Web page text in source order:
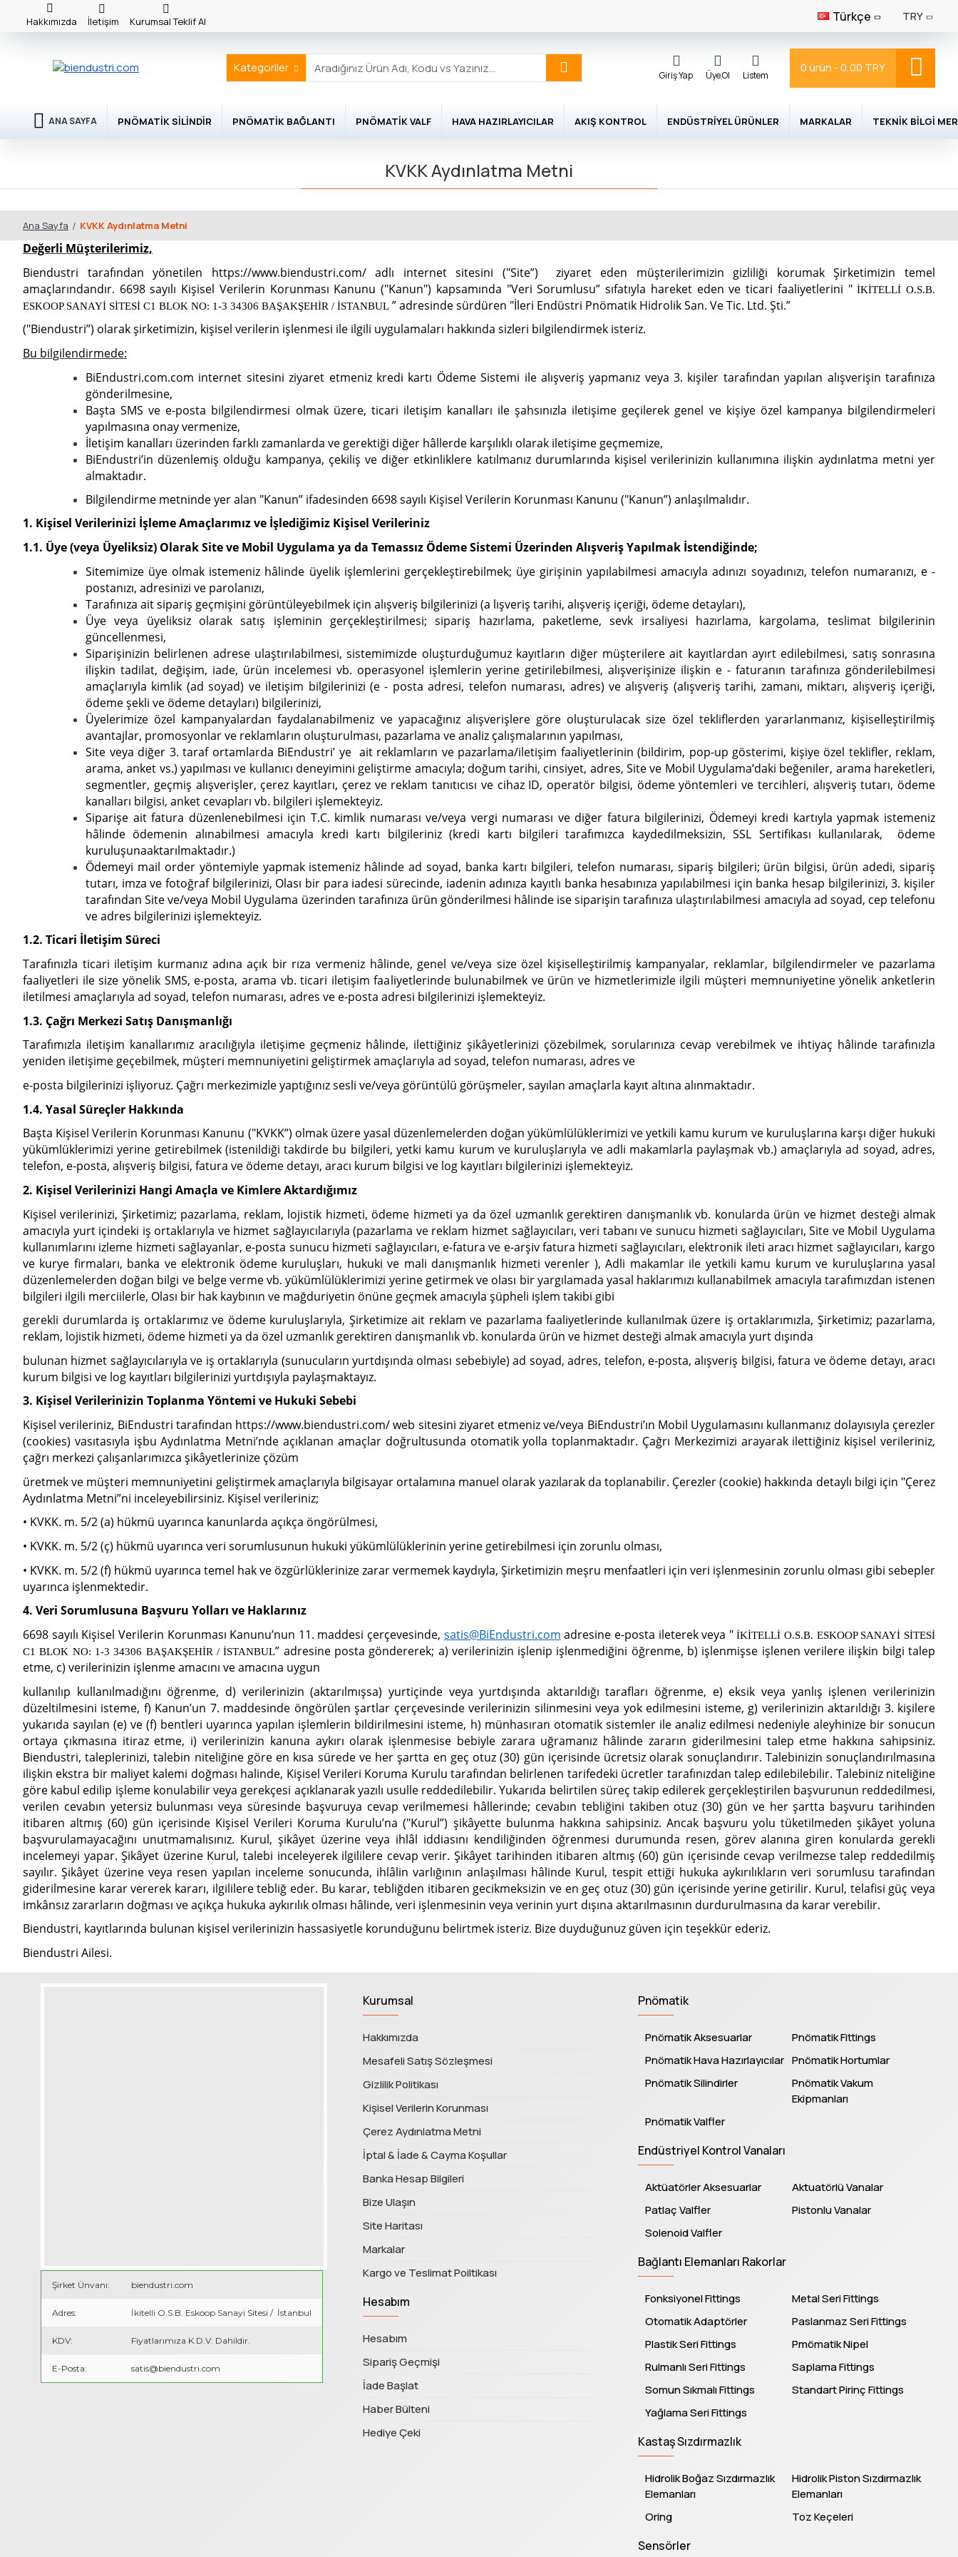
Hakkımızda İletişim Kurumsal Teklif Al Türkçe TRY
Kategoriler
Giriş Yap Üye Ol Listem
0 ürün - 0,00 TRY
ANA SAYFA PNÖMATIK SILINDIR PNÖMATIK BAĞLANTI PNÖMATIK VALF HAVA HAZIRLAYICILAR AKIŞ KONTROL ENDÜSTRIYEL ÜRÜNLER MARKALAR TEKNIK BILGI
Ana Sayfa KVKK Aydınlatma Metni
KVKK Aydınlatma Metni
Değerli Müşterilerimiz,
Biendustri tarafından yönetilen https://www.biendustri.com/ adlı internet sitesini ("Site”) ziyaret eden müşterilerimizin gizliliği korumak Şirketimizin temel
amaçlarındandır. 6698 sayılı Kişisel Verilerin Korunması Kanunu ("Kanun") kapsamında "Veri Sorumlusu” sıfatıyla hareket eden ve ticari faaliyetlerini "İKİTELLİ O.S.B.
ESKOOP SANAYİ SİTESİ C1 BLOK NO: 1-3 34306 BAŞAKŞEHİR / İSTANBUL ” adresinde sürdüren "İleri Endüstri Pnömatik Hidrolik San. Ve Tic. Ltd. Şti.”
("Biendustri”) olarak şirketimizin, kişisel verilerin işlenmesi ile ilgili uygulamaları hakkında sizleri bilgilendirmek isteriz.
Bu bilgilendirmede:
BiEndustri.com.com internet sitesini ziyaret etmeniz kredi kartı Ödeme Sistemi ile alışveriş yapmanız veya 3. kişiler tarafından yapılan alışverişin tarafınıza
gönderilmesine,
Başta SMS ve e-posta bilgilendirmesi olmak üzere, ticari iletişim kanalları ile şahsınızla iletişime geçilerek genel ve kişiye özel kampanya bilgilendirmeleri
yapılmasına onay vermenize,
İletişim kanalları üzerinden farklı zamanlarda ve gerektiği diğer hâllerde karşılıklı olarak iletişime geçmemize,
BiEndustri’in düzenlemiş olduğu kampanya, çekiliş ve diğer etkinliklere katılmanız durumlarında kişisel verilerinizin kullanımına ilişkin aydınlatma metni yer
almaktadır.
Bilgilendirme metninde yer alan "Kanun” ifadesinden 6698 sayılı Kişisel Verilerin Korunması Kanunu ("Kanun”) anlaşılmalıdır.
1. Kişisel Verilerinizi İşleme Amaçlarımız ve İşlediğimiz Kişisel Verileriniz
1.1. Üye (veya Üyeliksiz) Olarak Site ve Mobil Uygulama ya da Temassız Ödeme Sistemi Üzerinden Alışveriş Yapılmak İstendiğinde;
Sitemimize üye olmak istemeniz hâlinde üyelik işlemlerini gerçekleştirebilmek; üye girişinin yapılabilmesi amacıyla adınızı soyadınızı, telefon numaranızı, e -
postanızı, adresinizi ve parolanızı,
Tarafınıza ait sipariş geçmişini görüntüleyebilmek için alışveriş bilgilerinizi (a lışveriş tarihi, alışveriş içeriği, ödeme detayları),
Üye veya üyeliksiz olarak satış işleminin gerçekleştirilmesi; sipariş hazırlama, paketleme, sevk irsaliyesi hazırlama, kargolama, teslimat bilgilerinin
güncellenmesi,
Siparişinizin belirlenen adrese ulaştırılabilmesi, sistemimizde oluşturduğumuz kayıtların diğer müşterilere ait kayıtlardan ayırt edilebilmesi, satış sonrasına
ilişkin tadilat, değişim, iade, ürün incelemesi vb. operasyonel işlemlerin yerine getirilebilmesi, alışverişinize ilişkin e - faturanın tarafınıza gönderilebilmesi
amaçlarıyla kimlik (ad soyad) ve iletişim bilgilerinizi (e - posta adresi, telefon numarası, adres) ve alışveriş (alışveriş tarihi, zamanı, miktarı, alışveriş içeriği,
ödeme şekli ve ödeme detayları) bilgilerinizi,
Üyelerimize özel kampanyalardan faydalanabilmeniz ve yapacağınız alışverişlere göre oluşturulacak size özel tekliflerden yararlanmanız, kişiselleştirilmiş
avantajlar, promosyonlar ve reklamların oluşturulması, pazarlama ve analiz çalışmalarının yapılması,
Site veya diğer 3. taraf ortamlarda BiEndustri’ ye ait reklamların ve pazarlama/iletişim faaliyetlerinin (bildirim, pop-up gösterimi, kişiye özel teklifler, reklam,
arama, anket vs.) yapılması ve kullanıcı deneyimini geliştirme amacıyla; doğum tarihi, cinsiyet, adres, Site ve Mobil Uygulama’daki beğeniler, arama hareketleri,
segmentler, geçmiş alışverişler, çerez kayıtları, çerez ve reklam tanıtıcısı ve cihaz ID, operatör bilgisi, ödeme yöntemleri ve tercihleri, alışveriş tutarı, ödeme
kanalları bilgisi, anket cevapları vb. bilgileri işlemekteyiz.
Siparişe ait fatura düzenlenebilmesi için T.C. kimlik numarası ve/veya vergi numarası ve diğer fatura bilgilerinizi, Ödemeyi kredi kartıyla yapmak istemeniz
hâlinde ödemenin alınabilmesi amacıyla kredi kartı bilgileriniz (kredi kartı bilgileri tarafımızca kaydedilmeksizin, SSL Sertifikası kullanılarak, ödeme
kuruluşunaaktarılmaktadır.)
Ödemeyi mail order yöntemiyle yapmak istemeniz hâlinde ad soyad, banka kartı bilgileri, telefon numarası, sipariş bilgileri; ürün bilgisi, ürün adedi, sipariş
tutarı, imza ve fotoğraf bilgilerinizi, Olası bir para iadesi sürecinde, iadenin adınıza kayıtlı banka hesabınıza yapılabilmesi için banka hesap bilgilerinizi, 3. kişiler
tarafından Site ve/veya Mobil Uygulama üzerinden tarafınıza ürün gönderilmesi hâlinde ise siparişin tarafınıza ulaştırılabilmesi amacıyla ad soyad, cep telefonu
ve adres bilgilerinizi işlemekteyiz.
1.2. Ticari İletişim Süreci
Tarafınızla ticari iletişim kurmanız adına açık bir rıza vermeniz hâlinde, genel ve/veya size özel kişiselleştirilmiş kampanyalar, reklamlar, bilgilendirmeler ve pazarlama
faaliyetleri ile size yönelik SMS, e-posta, arama vb. ticari iletişim faaliyetlerinde bulunabilmek ve ürün ve hizmetlerimizle ilgili müşteri memnuniyetine yönelik anketlerin
iletilmesi amaçlarıyla ad soyad, telefon numarası, adres ve e-posta adresi bilgilerinizi işlemekteyiz.
1.3. Çağrı Merkezi Satış Danışmanlığı
Tarafımızla iletişim kanallarımız aracılığıyla iletişime geçmeniz hâlinde, ilettiğiniz şikâyetlerinizi çözebilmek, sorularınıza cevap verebilmek ve ihtiyaç hâlinde tarafınızla
yeniden iletişime geçebilmek, müşteri memnuniyetini geliştirmek amaçlarıyla ad soyad, telefon numarası, adres ve
e-posta bilgilerinizi işliyoruz. Çağrı merkezimizle yaptığınız sesli ve/veya görüntülü görüşmeler, sayılan amaçlarla kayıt altına alınmaktadır.
1.4. Yasal Süreçler Hakkında
Başta Kişisel Verilerin Korunması Kanunu ("KVKK”) olmak üzere yasal düzenlemelerden doğan yükümlülüklerimizi ve yetkili kamu kurum ve kuruluşlarına karşı diğer hukuki
yükümlüklerimizi yerine getirebilmek (istenildiği takdirde bu bilgileri, yetki kamu kurum ve kuruluşlarıyla ve adli makamlarla paylaşmak vb.) amaçlarıyla ad soyad, adres,
telefon, e-posta, alışveriş bilgisi, fatura ve ödeme detayı, aracı kurum bilgisi ve log kayıtları bilgilerinizi işlemekteyiz.
2. Kişisel Verilerinizi Hangi Amaçla ve Kimlere Aktardığımız
Kişisel verilerinizi, Şirketimiz; pazarlama, reklam, lojistik hizmeti, ödeme hizmeti ya da özel uzmanlık gerektiren danışmanlık vb. konularda ürün ve hizmet desteği almak
amacıyla yurt içindeki iş ortaklarıyla ve hizmet sağlayıcılarıyla (pazarlama ve reklam hizmet sağlayıcıları, veri tabanı ve sunucu hizmeti sağlayıcıları, Site ve Mobil Uygulama
kullanımlarını izleme hizmeti sağlayanlar, e-posta sunucu hizmeti sağlayıcıları, e-fatura ve e-arşiv fatura hizmeti sağlayıcıları, elektronik ileti aracı hizmet sağlayıcıları, kargo
ve kurye firmaları, banka ve elektronik ödeme kuruluşları, hukuki ve mali danışmanlık hizmeti verenler ), Adli makamlar ile yetkili kamu kurum ve kuruluşlarına yasal
düzenlemelerden doğan bilgi ve belge verme vb. yükümlülüklerimizi yerine getirmek ve olası bir yargılamada yasal haklarımızı kullanabilmek amacıyla tarafımızdan istenen
bilgileri ilgili merciilerle, Olası bir hak kaybının ve mağduriyetin önüne geçmek amacıyla şüpheli işlem takibi gibi
gerekli durumlarda iş ortaklarımız ve ödeme kuruluşlarıyla, Şirketimize ait reklam ve pazarlama faaliyetlerinde kullanılmak üzere iş ortaklarımızla, Şirketimiz; pazarlama,
reklam, lojistik hizmeti, ödeme hizmeti ya da özel uzmanlık gerektiren danışmanlık vb. konularda ürün ve hizmet desteği almak amacıyla yurt dışında
bulunan hizmet sağlayıcılarıyla ve iş ortaklarıyla (sunucuların yurtdışında olması sebebiyle) ad soyad, adres, telefon, e-posta, alışveriş bilgisi, fatura ve ödeme detayı, aracı
kurum bilgisi ve log kayıtları bilgilerinizi yurtdışıyla paylaşmaktayız.
3. Kişisel Verilerinizin Toplanma Yöntemi ve Hukuki Sebebi
Kişisel verileriniz, BiEndustri tarafından https://www.biendustri.com/ web sitesini ziyaret etmeniz ve/veya BiEndustri’ın Mobil Uygulamasını kullanmanız dolayısıyla çerezler
(cookies) vasıtasıyla işbu Aydınlatma Metni’nde açıklanan amaçlar doğrultusunda otomatik yolla toplanmaktadır. Çağrı Merkezimizi arayarak ilettiğiniz kişisel verileriniz,
çağrı merkezi çalışanlarımızca şikâyetlerinize çözüm
üretmek ve müşteri memnuniyetini geliştirmek amaçlarıyla bilgisayar ortalamına manuel olarak yazılarak da toplanabilir. Çerezler (cookie) hakkında detaylı bilgi için "Çerez
Aydınlatma Metni”ni inceleyebilirsiniz. Kişisel verileriniz;
• KVKK. m. 5/2 (a) hükmü uyarınca kanunlarda açıkça öngörülmesi,
• KVKK. m. 5/2 (ç) hükmü uyarınca veri sorumlusunun hukuki yükümlülüklerinin yerine getirebilmesi için zorunlu olması,
• KVKK. m. 5/2 (f) hükmü uyarınca temel hak ve özgürlüklerinize zarar vermemek kaydıyla, Şirketimizin meşru menfaatleri için veri işlenmesinin zorunlu olması gibi sebepler
uyarınca işlenmektedir.
4. Veri Sorumlusuna Başvuru Yolları ve Haklarınız
6698 sayılı Kişisel Verilerin Korunması Kanunu’nun 11. maddesi çerçevesinde, satis@BiEndustri.com adresine e-posta ileterek veya "İKİTELLİ O.S.B. ESKOOP SANAYİ SİTESİ
C1 BLOK NO: 1-3 34306 BAŞAKŞEHİR / İSTANBUL” adresine posta göndererek; a) verilerinizin işlenip işlenmediğini öğrenme, b) işlenmişse işlenen verilere ilişkin bilgi talep
etme, c) verilerinizin işlenme amacını ve amacına uygun
kullanılıp kullanılmadığını öğrenme, d) verilerinizin (aktarılmışsa) yurtiçinde veya yurtdışında aktarıldığı tarafları öğrenme, e) eksik veya yanlış işlenen verilerinizin
düzeltilmesini isteme, f) Kanun’un 7. maddesinde öngörülen şartlar çerçevesinde verilerinizin silinmesini veya yok edilmesini isteme, g) verilerinizin aktarıldığı 3. kişilere
yukarıda sayılan (e) ve (f) bentleri uyarınca yapılan işlemlerin bildirilmesini isteme, h) münhasıran otomatik sistemler ile analiz edilmesi nedeniyle aleyhinize bir sonucun
ortaya çıkmasına itiraz etme, i) verilerinizin kanuna aykırı olarak işlenmesise bebiyle zarara uğramanız hâlinde zararın giderilmesini talep etme hakkına sahipsiniz.
Biendustri, taleplerinizi, talebin niteliğine göre en kısa sürede ve her şartta en geç otuz (30) gün içerisinde ücretsiz olarak sonuçlandırır. Talebinizin sonuçlandırılmasına
ilişkin ekstra bir maliyet kalemi doğması halinde, Kişisel Verileri Koruma Kurulu tarafından belirlenen tarifedeki ücretler tarafınızdan talep edilebilebilir. Talebiniz niteliğine
göre kabul edilip işleme konulabilir veya gerekçesi açıklanarak yazılı usulle reddedilebilir. Yukarıda belirtilen süreç takip edilerek gerçekleştirilen başvurunun reddedilmesi,
verilen cevabın yetersiz bulunması veya süresinde başvuruya cevap verilmemesi hâllerinde; cevabın tebliğini takiben otuz (30) gün ve her şartta başvuru tarihinden
itibaren altmış (60) gün içerisinde Kişisel Verileri Koruma Kurulu’na ("Kurul”) şikâyette bulunma hakkına sahipsiniz. Ancak başvuru yolu tüketilmeden şikâyet yoluna
başvurulamayacağını unutmamalısınız. Kurul, şikâyet üzerine veya ihlâl iddiasını kendiliğinden öğrenmesi durumunda resen, görev alanına giren konularda gerekli
incelemeyi yapar. Şikâyet üzerine Kurul, talebi inceleyerek ilgililere cevap verir. Şikâyet tarihinden itibaren altmış (60) gün içerisinde cevap verilmezse talep reddedilmiş
sayılır. Şikâyet üzerine veya resen yapılan inceleme sonucunda, ihlâlin varlığının anlaşılması hâlinde Kurul, tespit ettiği hukuka aykırılıkların veri sorumlusu tarafından
giderilmesine karar vererek kararı, ilgililere tebliğ eder. Bu karar, tebliğden itibaren gecikmeksizin ve en geç otuz (30) gün içerisinde yerine getirilir. Kurul, telafisi güç veya
imkânsız zararların doğması ve açıkça hukuka aykırılık olması hâlinde, veri işlenmesinin veya verinin yurt dışına aktarılmasının durdurulmasına da karar verebilir.
Biendustri, kayıtlarında bulunan kişisel verilerinizin hassasiyetle korunduğunu belirtmek isteriz. Bize duyduğunuz güven için teşekkür ederiz.
Biendustri Ailesi.
Şirket Ünvanı: biendustri.com
Adres: İkitelli O.S.B. Eskoop Sanayi Sitesi / İstanbul
KDV: Fiyatlarımıza K.D.V. Dahildir.
E-Posta: satis@biendustri.com
Kurumsal
Hakkımızda
Mesafeli Satış Sözleşmesi
Gizlilik Politikası
Kişisel Verilerin Korunması
Çerez Aydınlatma Metni
İptal & İade & Cayma Koşullar
Banka Hesap Bilgileri
Bize Ulaşın
Site Haritası
Markalar
Kargo ve Teslimat Poiltikası
Hesabım
Hesabım
Sipariş Geçmişi
İade Başlat
Haber Bülteni
Hediye Çeki
Pnömatik
Pnömatik Aksesuarlar
Pnömatik Fittings
Pnömatik Hava Hazırlayıcılar Pnömatik Hortumlar
Pnömatik Silindirler
Pnömatik Vakum
Ekipmanları
Pnömatik Valfler
Endüstriyel Kontrol Vanaları
Aktüatörler Aksesuarlar
Aktuatörlü Vanalar
Patlaç Valfler
Pistonlu Vanalar
Solenoid Valfler
Bağlantı Elemanları Rakorlar
Fonksiyonel Fittings
Metal Seri Fittings
Otomatik Adaptörler
Paslanmaz Seri Fittings
Plastik Seri Fittings
Pmömatik Nipel
Rulmanlı Seri Fittings
Saplama Fittings
Somun Sıkmalı Fittings
Standart Pirinç Fittings
Yağlama Seri Fittings
Kastaş Sızdırmazlık
Hidrolik Boğaz Sızdırmazlık
Elemanları
Hidrolik Piston Sızdırmazlık
Elemanları
Oring
Toz Keçeleri
Sensörler